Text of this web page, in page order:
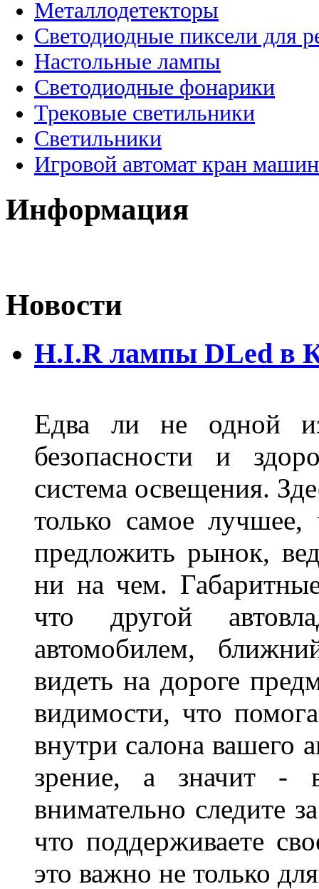
Металлодетекторы
Светодиодные пиксели для
Настольные лампы
Светодиодные фонарики
Трековые светильники
Светильники
Игровой автомат кран
Информация
Новости
H.I.R лампы DLed в
Едва ли не одной
безопасности и
система освещения.
только самое
предложить рынок,
ни на чем.
что другой
автомобилем,
видеть на дороге
видимости, что
внутри салона вашего
зрение, а значит -
внимательно следите
что поддерживаете
это важно не только